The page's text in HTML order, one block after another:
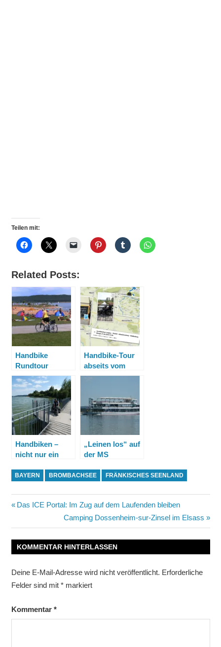
Teilen mit:
Related Posts:
Handbike
Rundtour
Pleinfeld –
Brombachsee
Handbike-Tour
abseits vom
Brombachsee
Handbiken –
nicht nur ein
Seegenuss“
„Leinen los“ auf
der MS
BAYERN BROMBACHSEE FRÄNKISCHES SEENLAND
Beitragsnavigation
Vorheriger
Das ICE Portal: Im Zug auf dem Laufenden bleiben
Nächster
Beitrag:
Camping Dossenheim-sur-Zinsel im Elsass
KOMMENTAR HINTERLASSEN
Deine E-Mail-Adresse wird nicht veröffentlicht. Erforderliche
Felder sind mit *markiert
Kommentar *